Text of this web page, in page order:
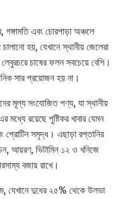
গঙ্গামতি এবং চোরপাড়া অঞ্চলে
হয়, যেখানে স্থানীয় জেলেরা
চাষের ফলন সবচেয়ে বেশি।
সার প্রয়োজন হয় না।
মূল্য সংযোজিত পণ্য, যা স্থানীয়
মধ্যে রয়েছে পুষ্টিকর খাবার যেমন
প্রোটিন সমৃদ্ধ। এছাড়া রপ্তানির
আয়রণ, ভিটামিন ১২ ও খনিজে
বজায় রাখে।
যেখানে দুধের ২৫% থেকে উলভা